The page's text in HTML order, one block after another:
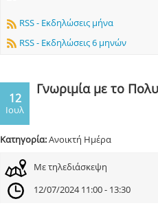
RSS - Εκδηλώσεις μήνα
RSS - Εκδηλώσεις 6 μηνών
12
Ιουλ
Γνωριμία με το
Κατηγορία:Ανοικτή Ημέρα
Με τηλεδιάσκεψη
12/07/2024 11:00 - 13:30